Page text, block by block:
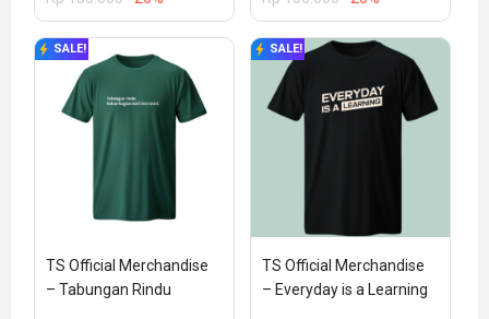
SALE!
TS Official Merchandise
– Tabungan Rindu
SALE!
TS Official Merchandise
– Everyday is a Learning